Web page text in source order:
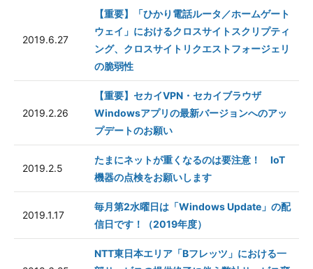
2019.6.27
【重要】「ひかり電話ルータ／ホームゲート
ウェイ」におけるクロスサイトスクリプティ
ング、クロスサイトリクエストフォージェリ
の脆弱性
2019.2.26
【重要】セカイVPN・セカイブラウザ
Windowsアプリの最新バージョンへのアッ
プデートのお願い
2019.2.5
たまにネットが重くなるのは要注意！ IoT
機器の点検をお願いします
2019.1.17
毎月第2水曜日は「Windows Update」の配
信日です！（2019年度）
NTT東日本エリア「Bフレッツ」における一